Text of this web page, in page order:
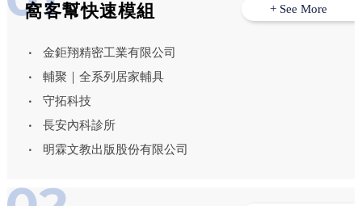
窩客幫快速模組
金鉅翔精密工業有限公司
輔聚｜全系列居家輔具
守拓科技
長安內科診所
明霖文教出版股份有限公司
+ See More